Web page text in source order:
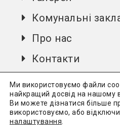
Комунальні
Про нас
Контакти
Культура сьогодні Всі
Ми використовуємо файли
найкращий досвід на нашому
Ви можете дізнатися більше
використовуємо, або
налаштування